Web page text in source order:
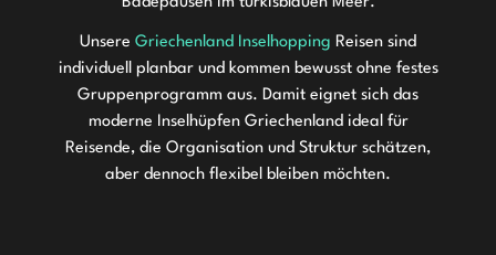
Unsere Griechenland Inselhopping Reisen sind
individuell planbar und kommen bewusst ohne festes
Gruppenprogramm aus. Damit eignet sich das
moderne Inselhüpfen Griechenland ideal für
Reisende, die Organisation und Struktur schätzen,
aber dennoch flexibel bleiben möchten.
Rhodos & Kos
Inselhopping Griechenland in der Ägäis: Entdecke
Rhodos & Kos mit 4★ und 5★ Strandhotels, Fähren,
Kreta & Santorin